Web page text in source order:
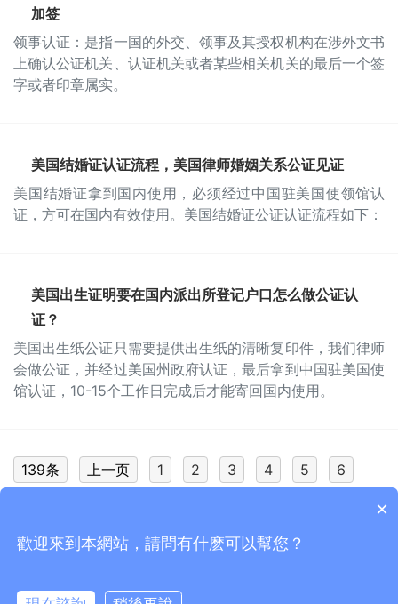
加签
领事认证：是指一国的外交、领事及其授权机构在涉外文书
上确认公证机关、认证机关或者某些相关机关的最后一个签
字或者印章属实。
美国结婚证认证流程，美国律师婚姻关系公证见证
美国结婚证拿到国内使用，必须经过中国驻美国使领馆认
证，方可在国内有效使用。美国结婚证公证认证流程如下：
美国出生证明要在国内派出所登记户口怎么做公证认
证？
美国出生纸公证只需要提供出生纸的清晰复印件，我们律师
会做公证，并经过美国州政府认证，最后拿到中国驻美国使
馆认证，10-15个工作日完成后才能寄回国内使用。
139条 上一页 1 2 3 4 5 6
ICP主体备案号：
×
歡迎來到本網站，請問有什麽可以幫您？